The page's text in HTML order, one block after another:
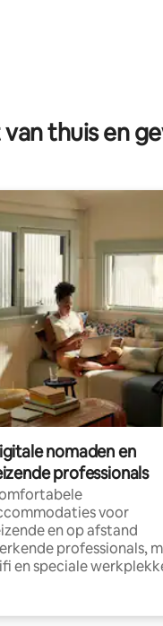
thuis en
nomaden en
professionals
voor
en op afstand
professionals,
en speciale